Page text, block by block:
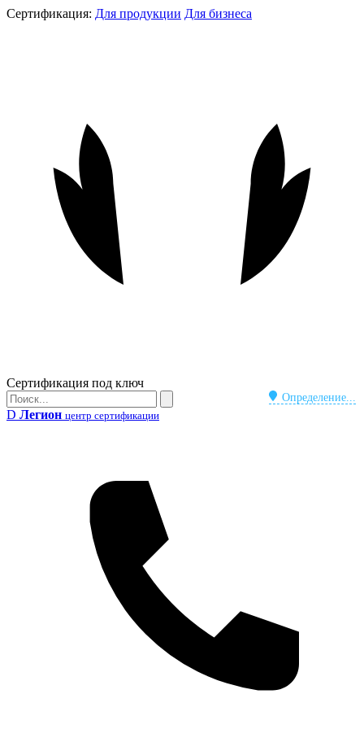
Сертификация: Для продукции Для бизнеса
Бейдж
Сертификация под ключ
Определение...
Поиск
Поиск
D Легион центр сертификации